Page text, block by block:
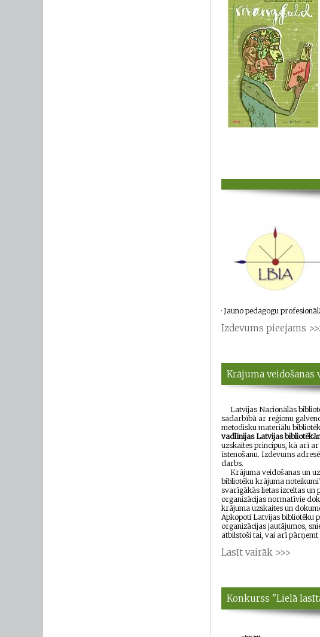
· Jauno pedagogu
Izdevums pieejams
Krājuma
Latvijas Nacionālās
sadarbībā ar reģionu
metodisku materiālu
vadlīnijas Latvijas
uzskaites principus, kā arī
īstenošanu. Izdevums
darbs.
Krājuma veidošanas un
bibliotēku krājuma
svarīgākās lietas izceltas
organizācijas normatīvie
krājuma uzskaites un
Apkopoti Latvijas bibliotēku
organizācijas jautājumos,
atbilstoši tai, vai arī pārņemt
Lasīt vairāk >>>
Konkurss "Lielā